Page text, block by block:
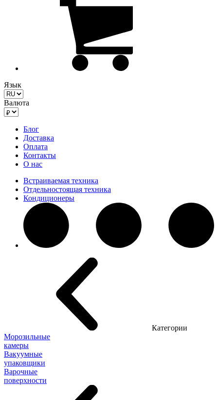
Язык
Валюта
Блог
Доставка
Оплата
Контакты
О нас
Встраиваемая техника
Отдельностоящая техника
Кондиционеры
Категории
Морозильные
камеры
Вакуумные
упаковщики
Варочные
поверхности